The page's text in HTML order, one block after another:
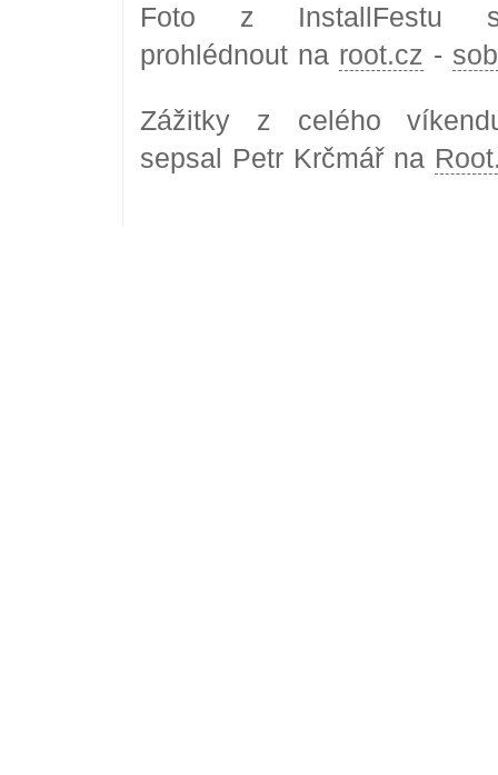
Foto z InstallFestu
prohlédnout na root.cz -
Zážitky z celého
sepsal Petr Krčmář na